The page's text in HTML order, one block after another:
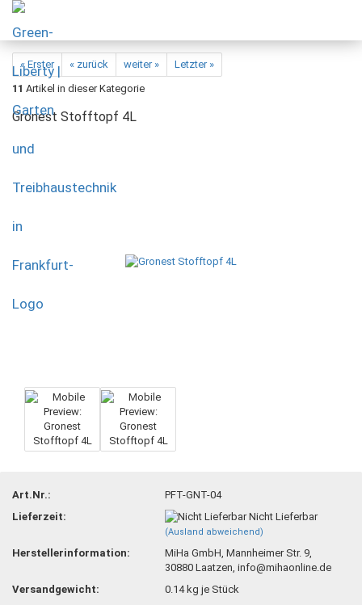
« Erster « zurück weiter »
Letzter »
11 Artikel in dieser Kategorie
Gronest Stofftopf 4L
Art.Nr.:
PFT-GNT-04
Lieferzeit:
Nicht Lieferbar
(Ausland abweichend)
Herstellerinformation:
MiHa GmbH, Mannheimer Str. 9,
30880 Laatzen, info@mihaonline.de
Versandgewicht:
0.14kg je Stück